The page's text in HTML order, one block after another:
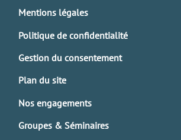
Mentions légales
Politique de confidentialité
Gestion du consentement
Plan du site
Nos engagements
Groupes & Séminaires